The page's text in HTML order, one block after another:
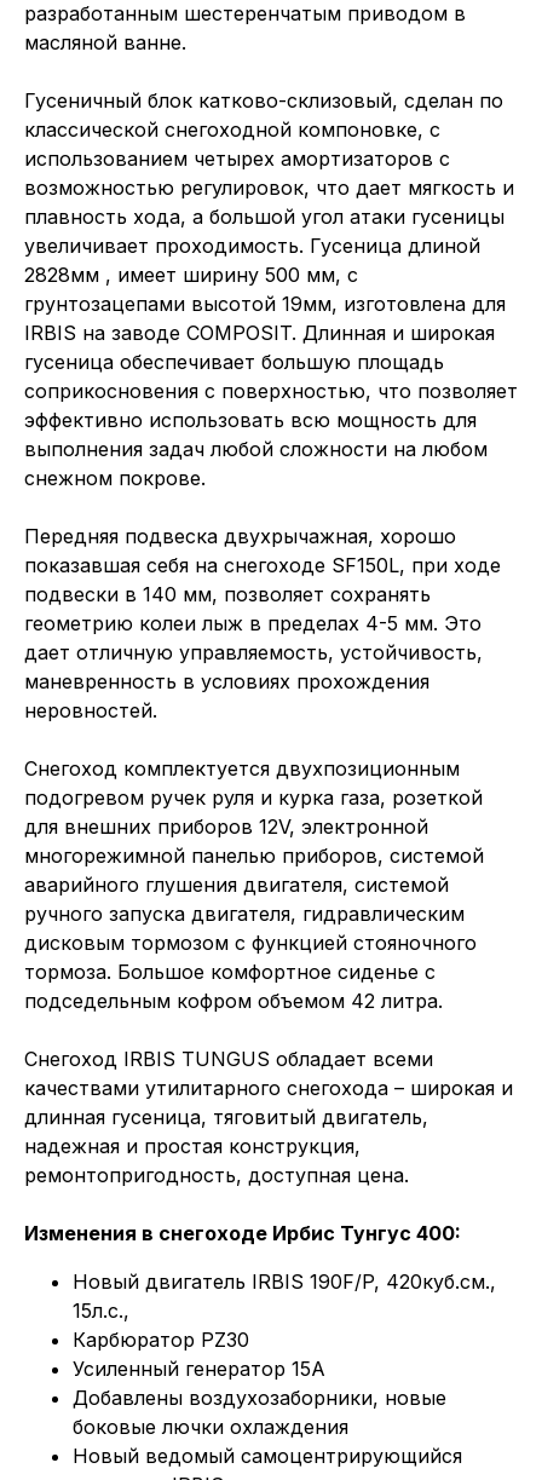
разработанным шестеренчатым приводом в
масляной ванне.
Гусеничный блок катково-склизовый, сделан по
классической снегоходной компоновке, с
использованием четырех амортизаторов с
возможностью регулировок, что дает мягкость и
плавность хода, а большой угол атаки гусеницы
увеличивает проходимость. Гусеница длиной
2828мм , имеет ширину 500 мм, с
грунтозацепами высотой 19мм, изготовлена для
IRBIS на заводе COMPOSIT. Длинная и широкая
гусеница обеспечивает большую площадь
соприкосновения с поверхностью, что позволяет
эффективно использовать всю мощность для
выполнения задач любой сложности на любом
снежном покрове.
Передняя подвеска двухрычажная, хорошо
показавшая себя на снегоходе SF150L, при ходе
подвески в 140 мм, позволяет сохранять
геометрию колеи лыж в пределах 4-5 мм. Это
дает отличную управляемость, устойчивость,
маневренность в условиях прохождения
неровностей.
Снегоход комплектуется двухпозиционным
подогревом ручек руля и курка газа, розеткой
для внешних приборов 12V, электронной
многорежимной панелью приборов, системой
аварийного глушения двигателя, системой
ручного запуска двигателя, гидравлическим
дисковым тормозом с функцией стояночного
тормоза. Большое комфортное сиденье с
подседельным кофром объемом 42 литра.
Снегоход IRBIS TUNGUS обладает всеми
качествами утилитарного снегохода – широкая и
длинная гусеница, тяговитый двигатель,
надежная и простая конструкция,
ремонтопригодность, доступная цена.
Изменения в снегоходе Ирбис Тунгус 400:
Новый двигатель IRBIS 190F/P, 420куб.см.,
15л.с.,
Карбюратор PZ30
Усиленный генератор 15А
Добавлены воздухозаборники, новые
боковые лючки охлаждения
Новый ведомый самоцентрирующийся